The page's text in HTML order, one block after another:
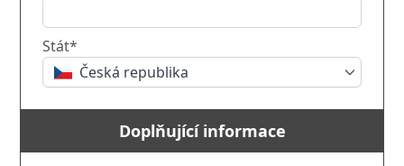
Stát*
Česká republika
Doplňující informace